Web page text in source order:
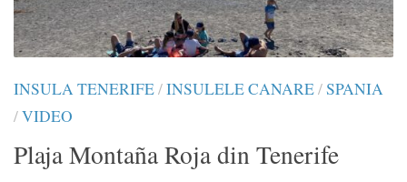
INSULA TENERIFE/INSULELE CANARE/SPANIA
/VIDEO
Plaja Montaña Roja din Tenerife